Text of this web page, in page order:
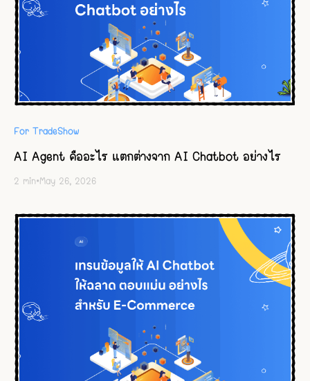
For TradeShow
AI Agent คืออะไร แตกต่างจาก AI Chatbot อย่างไร
2 min•May 26, 2026